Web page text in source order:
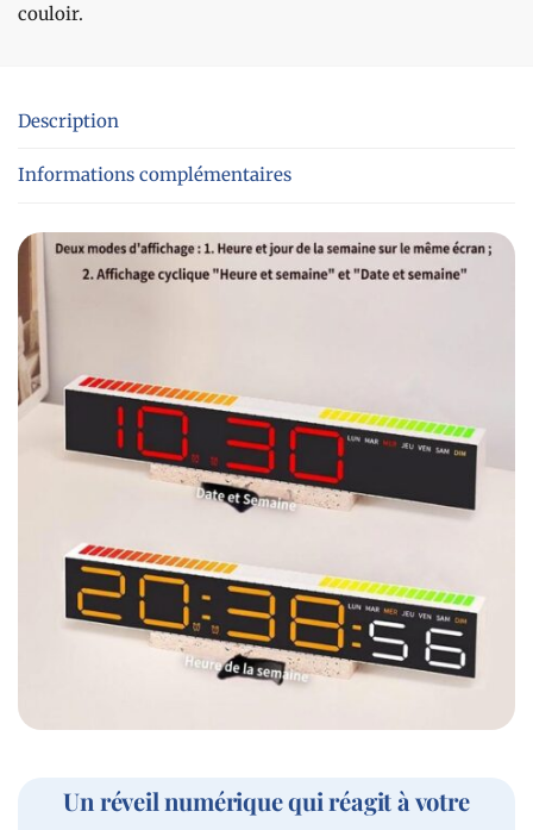
couloir.
Description
Informations complémentaires
Un réveil numérique qui réagit à votre